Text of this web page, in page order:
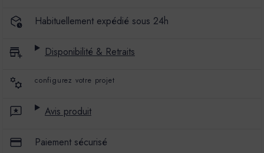
ENDUIT
-
ENDUIT
Habituellement expédié sous 24h
Disponibilité & Retraits
configurez votre projet
Avis produit
Paiement sécurisé